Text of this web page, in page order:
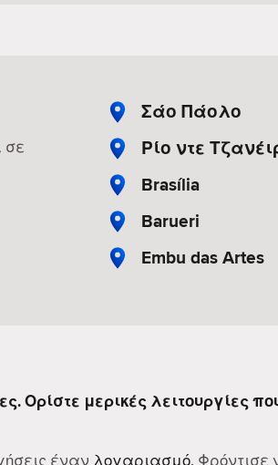
σε
Σάο Πάολο
Ρίο ντε
Brasília
Barueri
Embu das Artes
Ορίστε μερικές λειτουργίες
έναν λογαριασμό. Φρόντισε